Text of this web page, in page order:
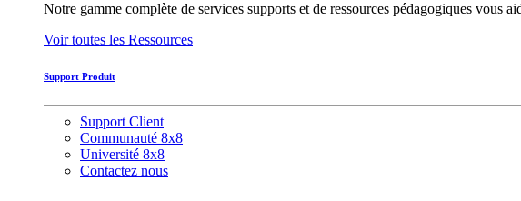
Notre gamme complète de services supports et de ressources pédagogiques vous
Voir toutes les Ressources
Support Produit
Support Client
Communauté 8x8
Université 8x8
Contactez nous